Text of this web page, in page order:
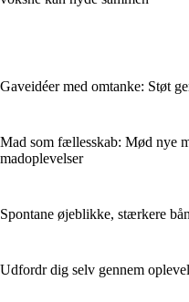
Gaveidéer med omtanke: Støt
Mad som fællesskab: Mød nye
madoplevelser
Spontane øjeblikke, stærkere
Udfordr dig selv gennem